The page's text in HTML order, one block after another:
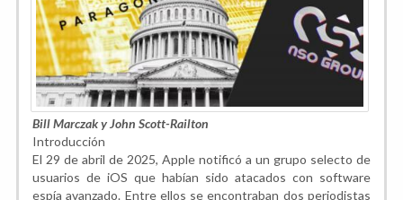
Bill Marczak y John Scott-Railton
Introducción
El 29 de abril de 2025, Apple notificó a un grupo selecto de
usuarios de iOS que habían sido atacados con software
espía avanzado. Entre ellos se encontraban dos periodistas